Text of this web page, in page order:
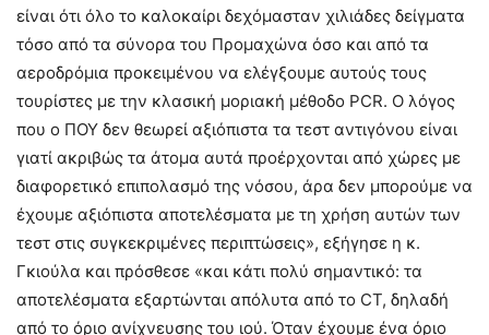
είναι ότι όλο το καλοκαίρι δεχόμασταν χιλιάδες δείγματα
τόσο από τα σύνορα του Προμαχώνα όσο και από τα
αεροδρόμια προκειμένου να ελέγξουμε αυτούς τους
τουρίστες με την κλασική μοριακή μέθοδο PCR. Ο λόγος
που ο ΠΟΥ δεν θεωρεί αξιόπιστα τα τεστ αντιγόνου είναι
γιατί ακριβώς τα άτομα αυτά προέρχονται από χώρες με
διαφορετικό επιπολασμό της νόσου, άρα δεν μπορούμε να
έχουμε αξιόπιστα αποτελέσματα με τη χρήση αυτών των
τεστ στις συγκεκριμένες περιπτώσεις», εξήγησε η κ.
Γκιούλα και πρόσθεσε «και κάτι πολύ σημαντικό: τα
αποτελέσματα εξαρτώνται απόλυτα από το CT, δηλαδή
από το όριο ανίχνευσης του ιού. Όταν έχουμε ένα όριο